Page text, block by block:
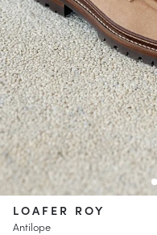
LOAFER ROY
Antilope